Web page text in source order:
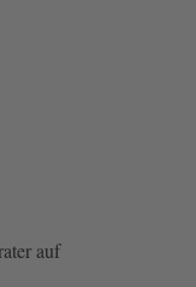
auf